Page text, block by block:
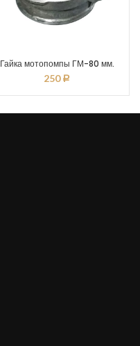
Гайка мотопомпы ГМ-80 мм.
250 Р